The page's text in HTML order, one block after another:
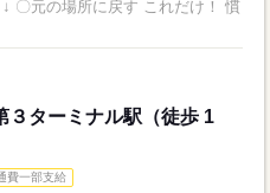
所に戻す これだけ！ 慣
３ターミナル駅（徒歩 1
費一部支給